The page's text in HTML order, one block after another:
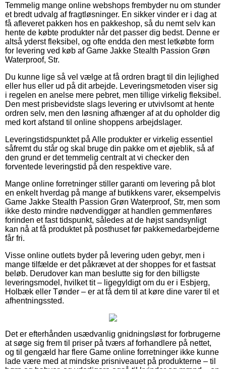
Temmelig mange online webshops frembyder nu om stunder
et bredt udvalg af fragtløsninger. En sikker vinder er i dag at
få afleveret pakken hos en pakkeshop, så du nemt selv kan
hente de købte produkter når det passer dig bedst. Denne er
altså yderst fleksibel, og ofte endda den mest letkøbte form
for levering ved køb af Game Jakke Stealth Passion Grøn
Waterproof, Str.
Du kunne lige så vel vælge at få ordren bragt til din lejlighed
eller hus eller ud på dit arbejde. Leveringsmetoden viser sig
i regelen en anelse mere pebret, men tillige virkelig fleksibel.
Den mest prisbevidste slags levering er utvivlsomt at hente
ordren selv, men den løsning afhænger af at du opholder dig
med kort afstand til online shoppens arbejdslager.
Leveringstidspunktet på Alle produkter er virkelig essentiel
såfremt du står og skal bruge din pakke om et øjeblik, så af
den grund er det temmelig centralt at vi checker den
forventede leveringstid på den respektive vare.
Mange online forretninger stiller garanti om levering på blot
en enkelt hverdag på mange af butikkens varer, eksempelvis
Game Jakke Stealth Passion Grøn Waterproof, Str, men som
ikke desto mindre nødvendiggør at handlen gemmenføres
forinden et fast tidspunkt, således at de højst sandsynligt
kan nå at få produktet på posthuset før pakkemedarbejderne
får fri.
Visse online outlets byder på levering uden gebyr, men i
mange tilfælde er det påkrævet at der shoppes for et fastsat
beløb. Derudover kan man beslutte sig for den billigste
leveringsmodel, hvilket tit – ligegyldigt om du er i Esbjerg,
Holbæk eller Tønder – er at få dem til at køre dine varer til et
afhentningssted.
Det er efterhånden usædvanlig gnidningsløst for forbrugerne
at søge sig frem til priser på tværs af forhandlere på nettet,
og til gengæld har flere Game online forretninger ikke kunne
lade være med at mindske prisniveauet på produkterne – til